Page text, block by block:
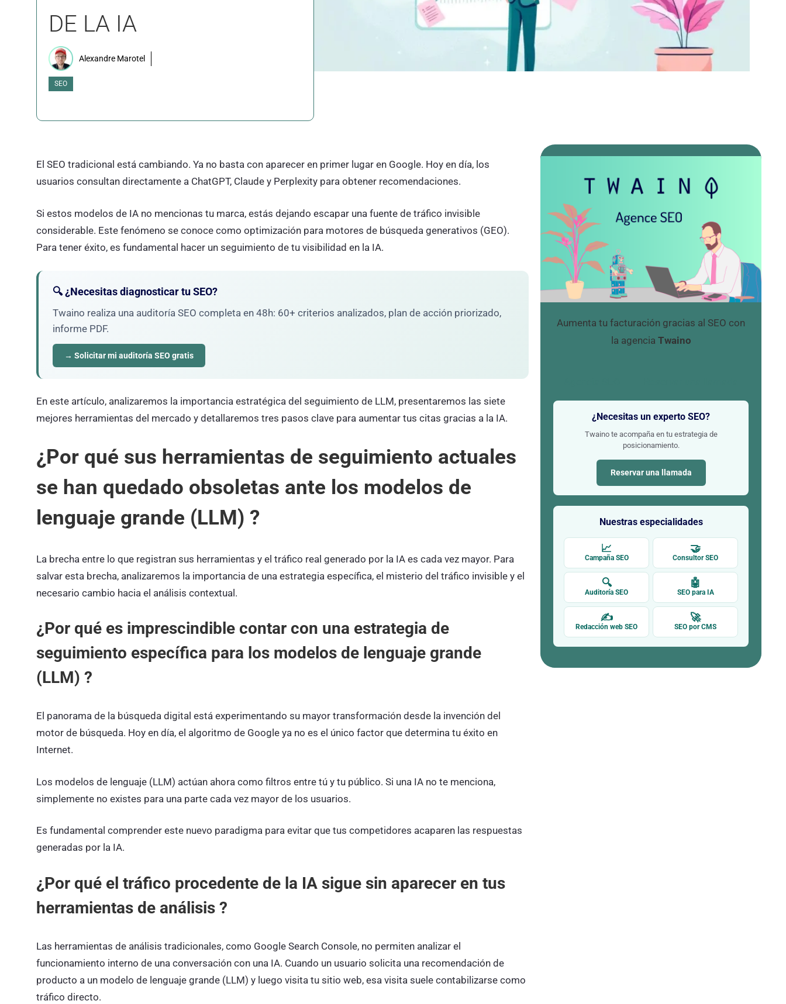
DE LA IA
Alexandre Marotel
SEO
El SEO tradicional está cambiando. Ya no basta con aparecer en primer lugar en Google. Hoy en día, los
usuarios consultan directamente a ChatGPT, Claude y Perplexity para obtener recomendaciones.
Si estos modelos de IA no mencionas tu marca, estás dejando escapar una fuente de tráfico invisible
considerable. Este fenómeno se conoce como optimización para motores de búsqueda generativos (GEO).
Para tener éxito, es fundamental hacer un seguimiento de tu visibilidad en la IA.
🔍 ¿Necesitas diagnosticar tu SEO?
Twaino realiza una auditoría SEO completa en 48h: 60+ criterios analizados, plan de acción priorizado,
informe PDF.
→ Solicitar mi auditoría SEO gratis
En este artículo, analizaremos la importancia estratégica del seguimiento de LLM, presentaremos las siete
mejores herramientas del mercado y detallaremos tres pasos clave para aumentar tus citas gracias a la IA.
¿Por qué sus herramientas de seguimiento actuales
se han quedado obsoletas ante los modelos de
lenguaje grande (LLM) ?
La brecha entre lo que registran sus herramientas y el tráfico real generado por la IA es cada vez mayor. Para
salvar esta brecha, analizaremos la importancia de una estrategia específica, el misterio del tráfico invisible y el
necesario cambio hacia el análisis contextual.
¿Por qué es imprescindible contar con una estrategia de
seguimiento específica para los modelos de lenguaje grande
(LLM) ?
El panorama de la búsqueda digital está experimentando su mayor transformación desde la invención del
motor de búsqueda. Hoy en día, el algoritmo de Google ya no es el único factor que determina tu éxito en
Internet.
Los modelos de lenguaje (LLM) actúan ahora como filtros entre tú y tu público. Si una IA no te menciona,
simplemente no existes para una parte cada vez mayor de los usuarios.
Es fundamental comprender este nuevo paradigma para evitar que tus competidores acaparen las respuestas
generadas por la IA.
¿Por qué el tráfico procedente de la IA sigue sin aparecer en tus
herramientas de análisis ?
Las herramientas de análisis tradicionales, como Google Search Console, no permiten analizar el
funcionamiento interno de una conversación con una IA. Cuando un usuario solicita una recomendación de
producto a un modelo de lenguaje grande (LLM) y luego visita tu sitio web, esa visita suele contabilizarse como
tráfico directo.
Aumenta tu facturación gracias al SEO con
la agencia Twaino
¿Necesitas un experto SEO?
Twaino te acompaña en tu estrategia de
posicionamiento.
Reservar una llamada
Nuestras especialidades
📈
Campaña SEO
🤝
Consultor SEO
🔍
Auditoría SEO
🤖
SEO para IA
✍
Redacción web SEO
🚀
SEO por CMS